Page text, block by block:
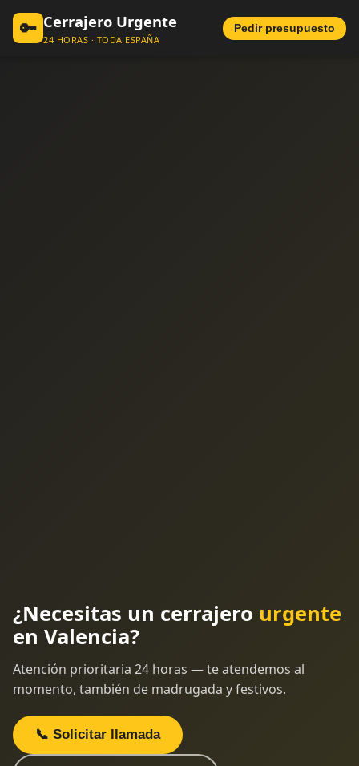
🔑 Cerrajero Urgente
24 HORAS · TODA ESPAÑA
Pedir presupuesto
¿Necesitas un cerrajero urgente
en Valencia?
Atención prioritaria 24 horas — te atendemos al
momento, también de madrugada y festivos.
📞 Solicitar llamada